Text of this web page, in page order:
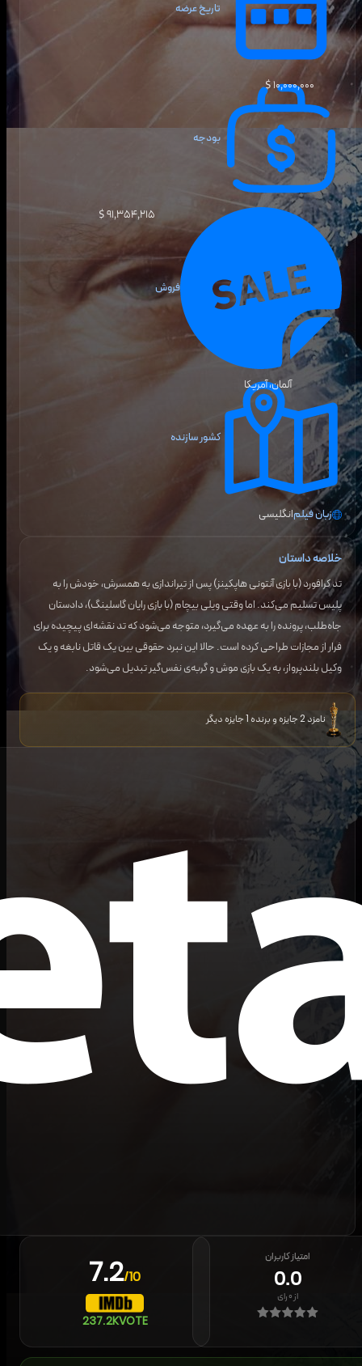
تاریخ عرضه
بودجه
۱۰٬۰۰۰٬۰۰۰ $
فروش
۹۱٬۳۵۴٬۲۱۵ $
کشور سازنده
آلمان، آمریکا
زبان فیلمانگلیسی
خلاصه داستان
تد کرافورد (با بازی آنتونی هاپکینز) پس از تیراندازی به همسرش، خودش را به
پلیس تسلیم می‌کند. اما وقتی ویلی بیچام (با بازی رایان گاسلینگ)، دادستان
جاه‌طلب، پرونده را به عهده می‌گیرد، متوجه می‌شود که تد نقشه‌ای پیچیده برای
فرار از مجازات طراحی کرده است. حالا این نبرد حقوقی بین یک قاتل نابغه و یک
وکیل بلندپرواز، به یک بازی موش و گربه‌ی نفس‌گیر تبدیل می‌شود.
نامزد 2 جایزه و برنده 1 جایزه دیگر
7.2/10
237.2KVOTE
امتیاز کاربران
0.0
از۰رای